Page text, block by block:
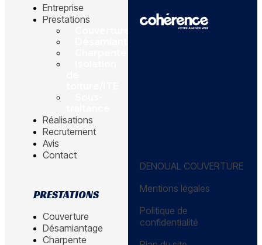
Entreprise
Prestations
Réalisations
Recrutement
Avis
Contact
PRESTATIONS
Couverture
Désamiantage
Charpente
DENOUAL COUVERTURE
Mentions légales
Politique de
confidentialité